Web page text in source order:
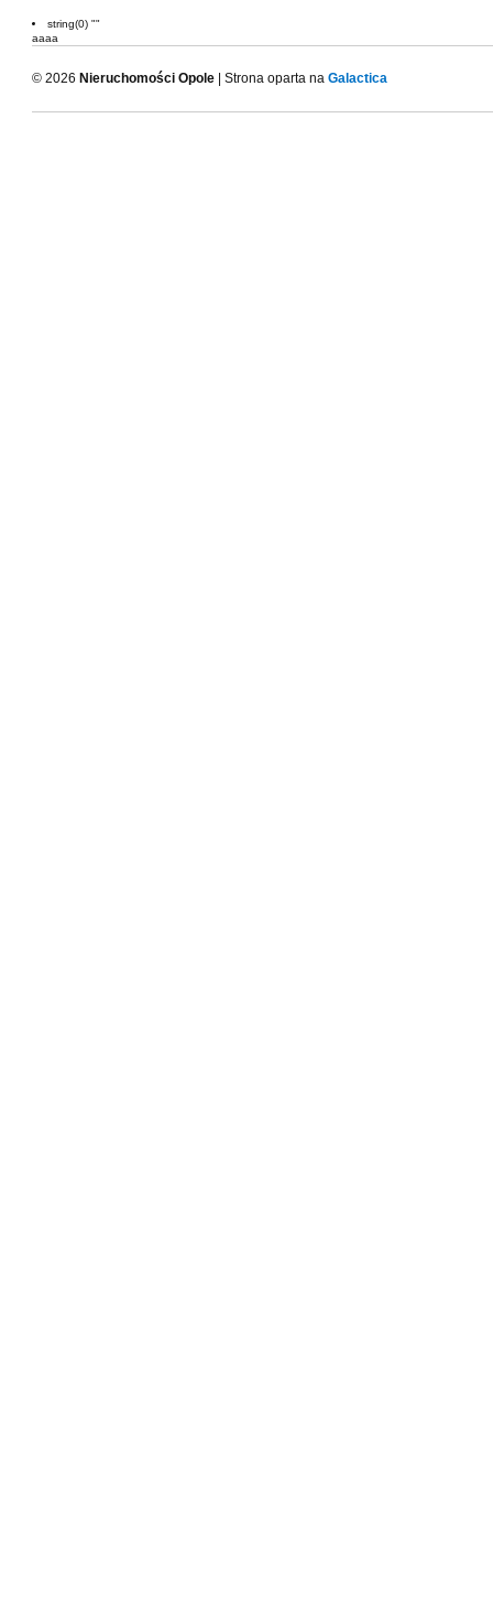
string(0) ""
aaaa
© 2026 Nieruchomości Opole | Strona oparta na Galactica